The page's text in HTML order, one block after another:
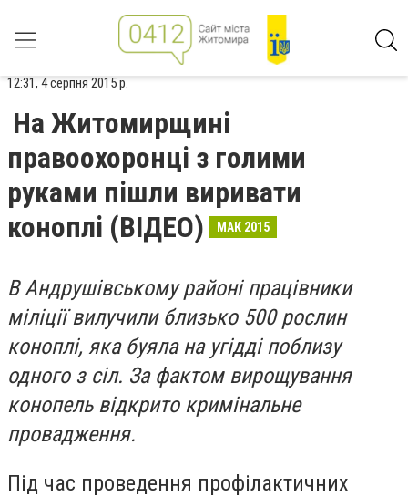
12:31, 4 серпня 2015 р.
На Житомирщині
правоохоронці з голими
руками пішли виривати
коноплі (ВІДЕО)
МАК 2015
В Андрушівському районі працівники
міліції вилучили близько 500 рослин
коноплі, яка буяла на угідді поблизу
одного з сіл. За фактом вирощування
конопель відкрито кримінальне
провадження.
Під час проведення профілактичних